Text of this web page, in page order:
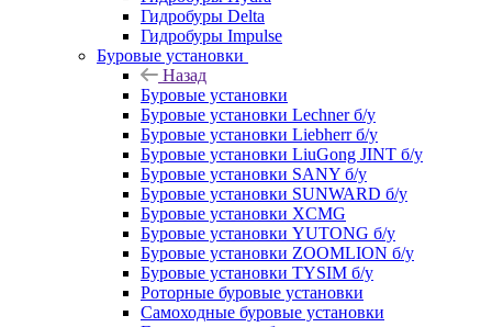
Гидробуры Delta
Гидробуры Impulse
Буровые установки
Назад
Буровые установки
Буровые установки Lechner б/у
Буровые установки Liebherr б/у
Буровые установки LiuGong JINT б/у
Буровые установки SANY б/у
Буровые установки SUNWARD б/у
Буровые установки XCMG
Буровые установки YUTONG б/у
Буровые установки ZOOMLION б/у
Буровые установки TYSIM б/у
Роторные буровые установки
Самоходные буровые установки